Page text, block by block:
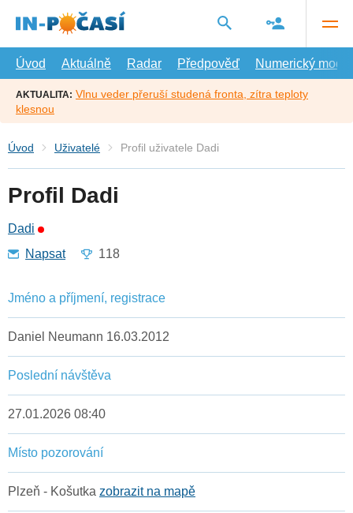
hlavní
Úvod
Aktuálně Radar Předpověď Numerický model
AKTUALITA: Vlnu veder přeruší studená fronta, zítra teploty
klesnou
Úvod Uživatelé Profil uživatele Dadi
Profil Dadi
Dadi
Napsat
118
Jméno a příjmení, registrace
Daniel Neumann 16.03.2012
Poslední návštěva
27.01.2026 08:40
Místo pozorování
Plzeň - Košutka zobrazit na mapě